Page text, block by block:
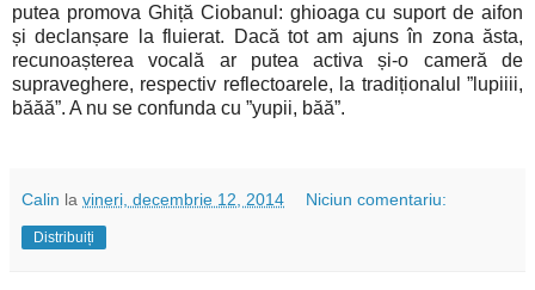
putea promova Ghiță Ciobanul: ghioaga cu suport de aifon
și declanșare la fluierat. Dacă tot am ajuns în zona ăsta,
recunoașterea vocală ar putea activa și-o cameră de
supraveghere, respectiv reflectoarele, la tradiționalul ”lupiiii,
băăă”. A nu se confunda cu ”yupii, băă”.
Calin la vineri, decembrie 12, 2014 Niciun comentariu:
Distribuiți